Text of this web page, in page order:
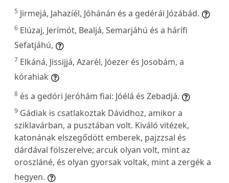
5 Jirmejá, Jahazíél, Jóhánán és a gedérái Józábád.
6 Elúzaj, Jerímót, Bealjá, Semarjáhú és a hárífi
Sefatjáhú,
7 Elkáná, Jissijjá, Azarél, Jóezer és Josobám, a
kórahiak
8 és a gedóri Jeróhám fiai: Jóélá és Zebadjá.
9 Gádiak is csatlakoztak Dávidhoz, amikor a
sziklavárban, a pusztában volt. Kiváló vitézek,
katonának elszegődött emberek, pajzzsal és
dárdával fölszerelve; arcuk olyan volt, mint az
oroszláné, és olyan gyorsak voltak, mint a zergék a
hegyen.